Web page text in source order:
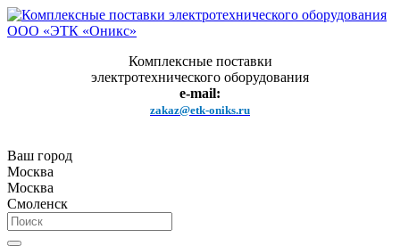
Комплексные поставки
электротехнического оборудования
e-mail:
zakaz@etk-oniks.ru
Ваш город
Москва
Москва
Смоленск